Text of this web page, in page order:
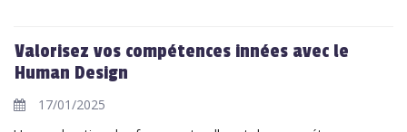
Valorisez vos compétences innées avec le
Human Design
17/01/2025